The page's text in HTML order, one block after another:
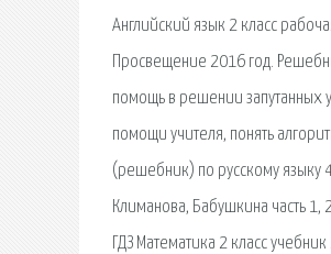
Английский язык 2 класс
Просвещение 2016 год.
помощь в решении запутанных
помощи учителя, понять
(решебник) по русскому языку
Климанова, Бабушкина часть 1,
ГДЗ Математика 2 класс